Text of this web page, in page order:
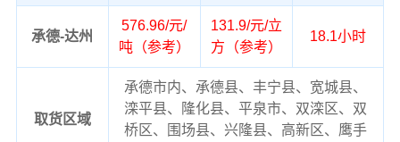
承德-达州
576.96/元/
吨（参考）
131.9/元/立
方（参考）
18.1小时
取货区域
承德市内、承德县、丰宁县、宽城县、
滦平县、隆化县、平泉市、双滦区、双
桥区、围场县、兴隆县、高新区、鹰手